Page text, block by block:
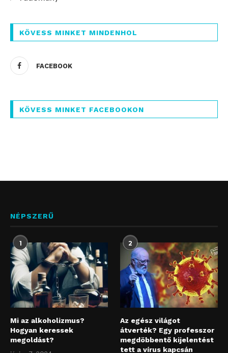
KÖVESS MINKET MINDENHOL
FACEBOOK
KÖVESS MINKET FACEBOOKON
NÉPSZERŰ
1
Mi az alkoholizmus?
Hogyan keressek
megoldást?
2
Az egész világot
átverték? Egy professzor
megdöbbentő kijelentést
tett a vírus kapcsán